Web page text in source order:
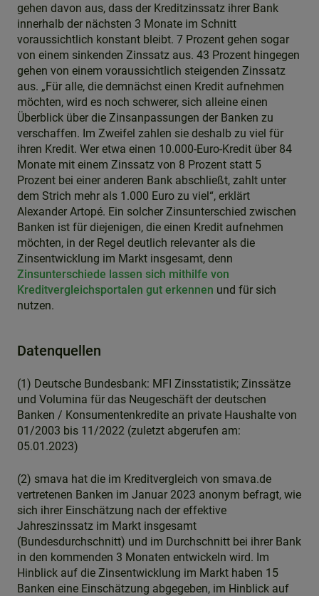
gehen davon aus, dass der Kreditzinssatz ihrer Bank
innerhalb der nächsten 3 Monate im Schnitt
voraussichtlich konstant bleibt. 7 Prozent gehen sogar
von einem sinkenden Zinssatz aus. 43 Prozent hingegen
gehen von einem voraussichtlich steigenden Zinssatz
aus. „Für alle, die demnächst einen Kredit aufnehmen
möchten, wird es noch schwerer, sich alleine einen
Überblick über die Zinsanpassungen der Banken zu
verschaffen. Im Zweifel zahlen sie deshalb zu viel für
ihren Kredit. Wer etwa einen 10.000-Euro-Kredit über 84
Monate mit einem Zinssatz von 8 Prozent statt 5
Prozent bei einer anderen Bank abschließt, zahlt unter
dem Strich mehr als 1.000 Euro zu viel“, erklärt
Alexander Artopé. Ein solcher Zinsunterschied zwischen
Banken ist für diejenigen, die einen Kredit aufnehmen
möchten, in der Regel deutlich relevanter als die
Zinsentwicklung im Markt insgesamt, denn
Zinsunterschiede lassen sich mithilfe von
Kreditvergleichsportalen gut erkennen und für sich
nutzen.
Datenquellen
(1) Deutsche Bundesbank: MFI Zinsstatistik; Zinssätze
und Volumina für das Neugeschäft der deutschen
Banken / Konsumentenkredite an private Haushalte von
01/2003 bis 11/2022 (zuletzt abgerufen am:
05.01.2023)
(2) smava hat die im Kreditvergleich von smava.de
vertretenen Banken im Januar 2023 anonym befragt, wie
sich ihrer Einschätzung nach der effektive
Jahreszinssatz im Markt insgesamt
(Bundesdurchschnitt) und im Durchschnitt bei ihrer Bank
in den kommenden 3 Monaten entwickeln wird. Im
Hinblick auf die Zinsentwicklung im Markt haben 15
Banken eine Einschätzung abgegeben, im Hinblick auf